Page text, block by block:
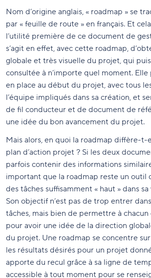
Nom d’origine anglais, « roadmap » se
par « feuille de route » en français. Et
l’utilité première de ce document de
s’agit en effet, avec cette roadmap,
globale et très visuelle du projet, qui
consultée à n’importe quel moment.
en place au début du projet, avec tous
l’équipe impliqués dans sa création, et
de fil conducteur et de document de
une idée du bon avancement du projet.
Mais alors, en quoi la roadmap diffère-t-
plan d’action projet ? Si les deux
parfois contenir des informations
important que la roadmap reste un outil
des tâches suffisamment « haut » dans
Son objectif n’est pas de trop entrer
tâches, mais bien de permettre à
pour avoir une idée de la direction
du projet. Une roadmap se concentre
les résultats désirés pour un projet
apporte du recul grâce à sa ligne de
accessible à tout moment pour se